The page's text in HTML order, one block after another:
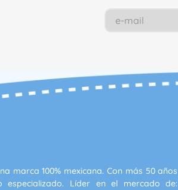
marca 100% mexicana. Con más 50 años
especializado. Líder en el mercado de: